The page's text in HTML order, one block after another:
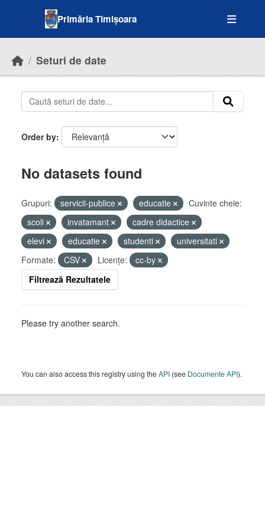
Primăria Timișoara
Seturi de date
Order by
No datasets found
Grupuri: servicii-publice educatie
Cuvinte cheie:
scoli
invatamant
cadre didactice
elevi
educatie studenti
universitati
Formate:
CSV Licenţe:
cc-by
Filtrează Rezultatele
Please try another search.
You can also access this registry using theAPI (see Documente API).